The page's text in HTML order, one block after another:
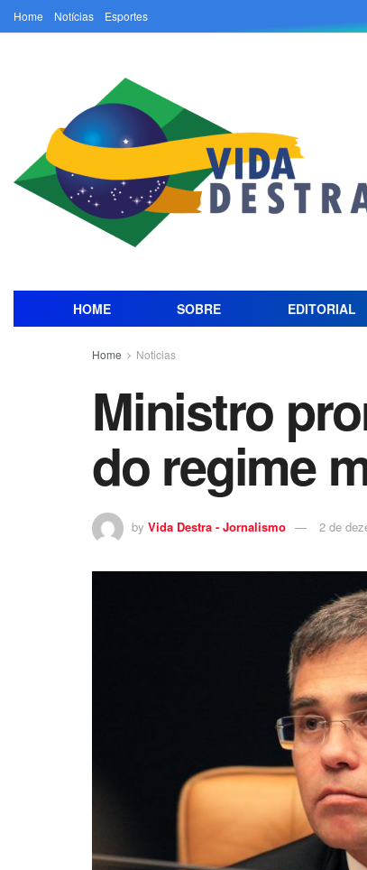
Home Notícias Esportes
HOME SOBRE EDITORIAL
Home Noticias
Ministro
do regime
by Vida Destra - Jornalismo 2 de